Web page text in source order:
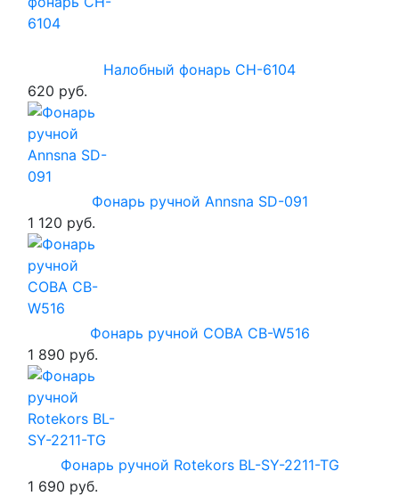
Налобный фонарь CH-6104
620 руб.
Фонарь ручной Annsna SD-091
1 120 руб.
Фонарь ручной COBA CB-W516
1 890 руб.
Фонарь ручной Rotekors BL-SY-2211-TG
1 690 руб.